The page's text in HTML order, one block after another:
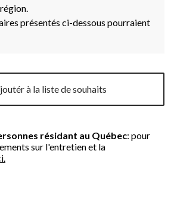
présentés ci-dessous pourraient
à la liste de souhaits
résidant au Québec: pour
sur l'entretien et la